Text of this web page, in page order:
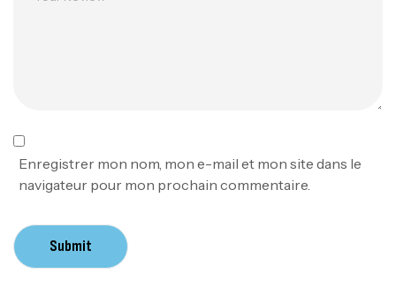
Enregistrer mon nom, mon e-mail et mon site dans le
navigateur pour mon prochain commentaire.
Submit
Bagagerie
د.ت
د.ت378,000
Volant 3 Branches Inox T26S/35
Accastillage bateau